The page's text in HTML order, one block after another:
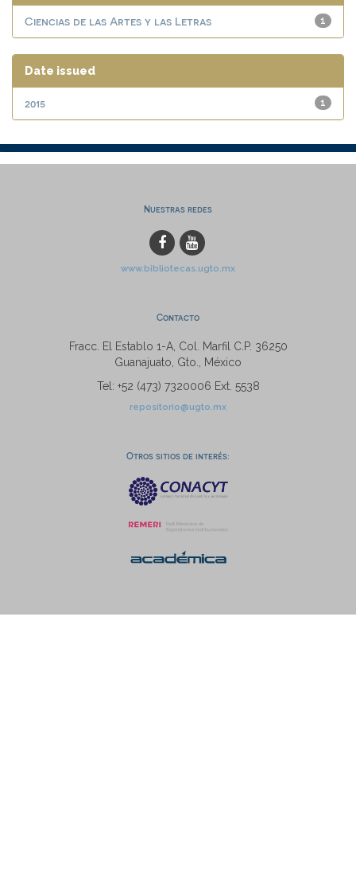
1
Ciencias de las Artes y las Letras
Date issued
1
2015
Nuestras redes
www.bibliotecas.ugto.mx
Contacto
Fracc. El Establo 1-A, Col. Marfil C.P. 36250
Guanajuato, Gto., México
Tel: +52 (473) 7320006 Ext. 5538
repositorio@ugto.mx
Otros sitios de interés: